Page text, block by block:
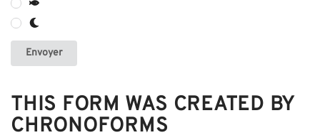
Envoyer
THIS FORM WAS CREATED BY
CHRONOFORMS